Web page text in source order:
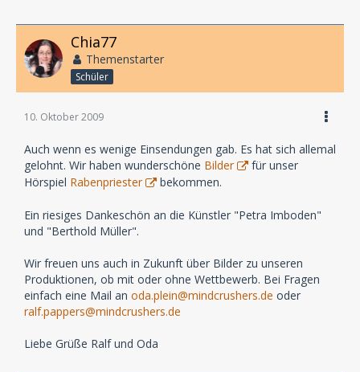
Chia77
Themenstarter
Schüler
10. Oktober 2009
Auch wenn es wenige Einsendungen gab. Es hat sich allemal
gelohnt. Wir haben wunderschöne Bilder
für unser
Hörspiel Rabenpriester bekommen.
Ein riesiges Dankeschön an die Künstler "Petra Imboden"
und "Berthold Müller".
Wir freuen uns auch in Zukunft über Bilder zu unseren
Produktionen, ob mit oder ohne Wettbewerb. Bei Fragen
einfach eine Mail an oda.plein@mindcrushers.de oder
ralf.pappers@mindcrushers.de
Liebe Grüße Ralf und Oda